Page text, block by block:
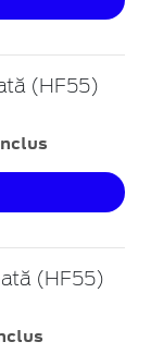
(HF55)
(HF55)